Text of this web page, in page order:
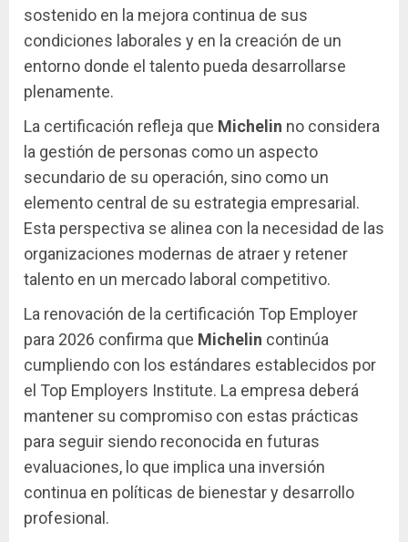
sostenido en la mejora continua de sus
condiciones laborales y en la creación de un
entorno donde el talento pueda desarrollarse
plenamente.
La certificación refleja que Michelin no considera
la gestión de personas como un aspecto
secundario de su operación, sino como un
elemento central de su estrategia empresarial.
Esta perspectiva se alinea con la necesidad de las
organizaciones modernas de atraer y retener
talento en un mercado laboral competitivo.
La renovación de la certificación Top Employer
para 2026 confirma que Michelin continúa
cumpliendo con los estándares establecidos por
el Top Employers Institute. La empresa deberá
mantener su compromiso con estas prácticas
para seguir siendo reconocida en futuras
evaluaciones, lo que implica una inversión
continua en políticas de bienestar y desarrollo
profesional.